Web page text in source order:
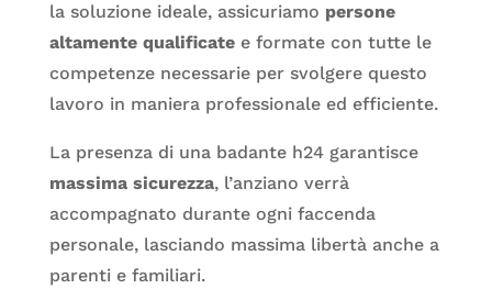
la soluzione ideale, assicuriamo persone
altamente qualificatee formate con tutte le
competenze necessarie per svolgere questo
lavoro in maniera professionale ed efficiente.
La presenza di una badante h24 garantisce
massima sicurezza, l’anziano verrà
accompagnato durante ogni faccenda
personale, lasciando massima libertà anche a
parenti e familiari.